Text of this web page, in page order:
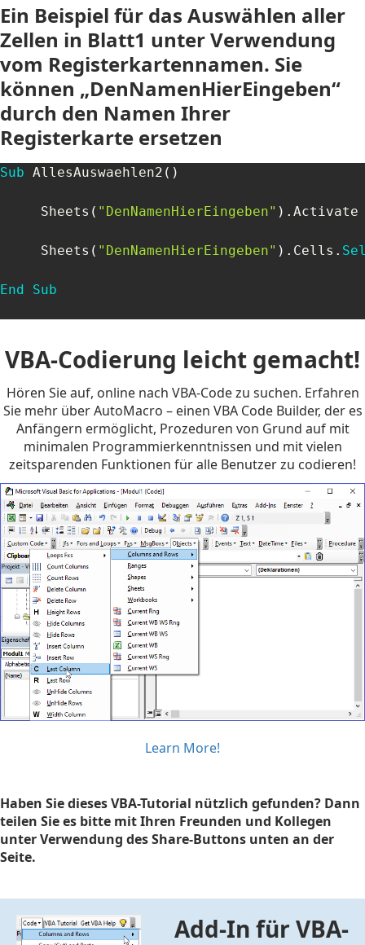
Ein Beispiel für das Auswählen aller
Zellen in Blatt1 unter Verwendung
vom Registerkartennamen. Sie
können „DenNamenHierEingeben“
durch den Namen Ihrer
Registerkarte ersetzen
Sub AllesAuswaehlen2 ( )
     Sheets
( "DenNamenHierEingeben" ) . Activate
     Sheets
( "DenNamenHierEingeben" ) . Cells .
End Sub
VBA-Codierung leicht gemacht!
Hören Sie auf, online nach VBA-Code zu suchen. Erfahren
Sie mehr über AutoMacro – einen VBA Code Builder, der es
Anfängern ermöglicht, Prozeduren von Grund auf mit
minimalen Programmierkenntnissen und mit vielen
zeitsparenden Funktionen für alle Benutzer zu codieren!
Learn More!
Haben Sie dieses VBA-Tutorial nützlich gefunden? Dann
teilen Sie es bitte mit Ihren Freunden und Kollegen
unter Verwendung des Share-Buttons unten an der
Seite.
Add-In für VBA-